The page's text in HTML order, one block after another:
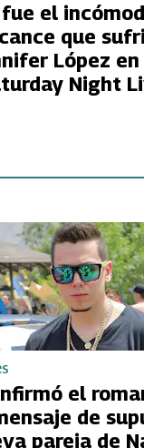
el
que
López en
Night
el
de
pareja de